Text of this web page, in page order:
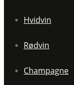
Hvidvin
Rødvin
Champagne